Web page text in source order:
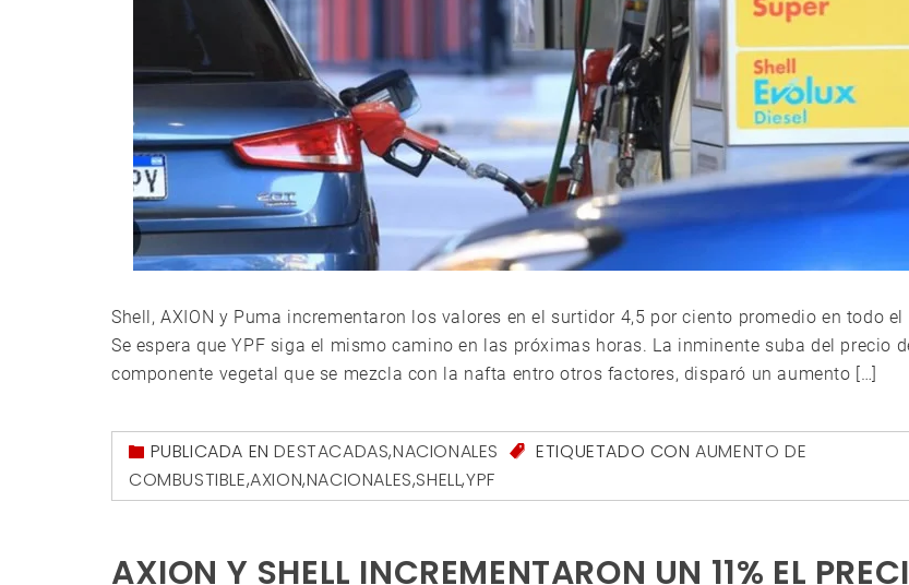
Shell, AXION y Puma incrementaron los valores en el surtidor 4,5 por ciento promedio en todo el
Se espera que YPF siga el mismo camino en las próximas horas. La inminente suba del precio
componente vegetal que se mezcla con la nafta entro otros factores, disparó un aumento […]
PUBLICADA ENDESTACADAS,NACIONALES ETIQUETADO CONAUMENTO DE
COMBUSTIBLE,AXION,NACIONALES,SHELL,YPF
AXION Y SHELL INCREMENTARON UN 11% EL